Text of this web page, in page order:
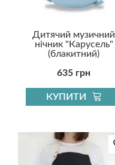
Дитячий музичний
нічник "Карусель"
(блакитний)
635 грн
КУПИТИ